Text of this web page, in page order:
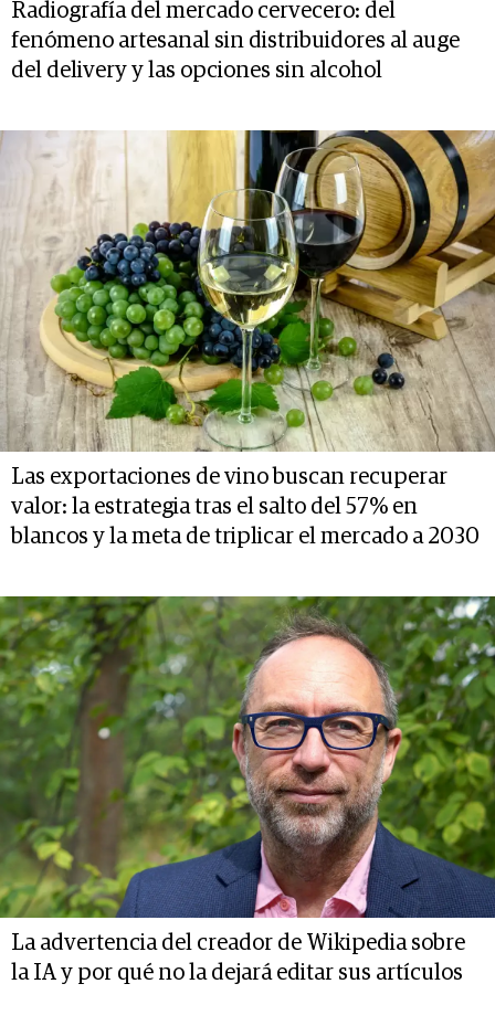
Radiografía del mercado cervecero: del
fenómeno artesanal sin distribuidores al auge
del delivery y las opciones sin alcohol
Las exportaciones de vino buscan recuperar
valor: la estrategia tras el salto del 57% en
blancos y la meta de triplicar el mercado a 2030
La advertencia del creador de Wikipedia sobre
la IA y por qué no la dejará editar sus artículos